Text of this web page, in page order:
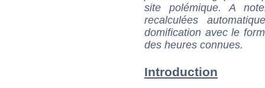
site polémique. A
recalculées
domification avec le
des heures connues.
Introduction